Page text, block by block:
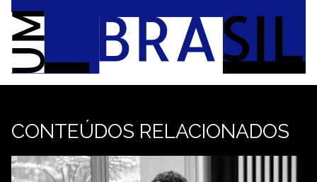
CONTEÚDOS RELACIONADOS